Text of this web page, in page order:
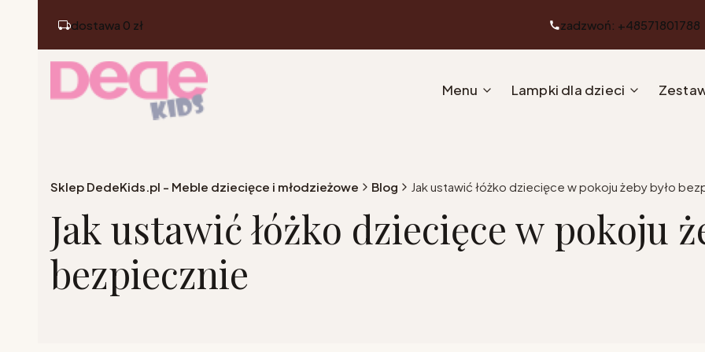
dostawa 0 zł zadzwoń: +48571801788
Menu Lampki dla dzieci
Sklep DedeKids.pl - Meble dziecięce i młodzieżowe Blog Jak ustawić łóżko dziecięce w pokoju żeby było
Jak ustawić łóżko dziecięce w pokoju
bezpiecznie